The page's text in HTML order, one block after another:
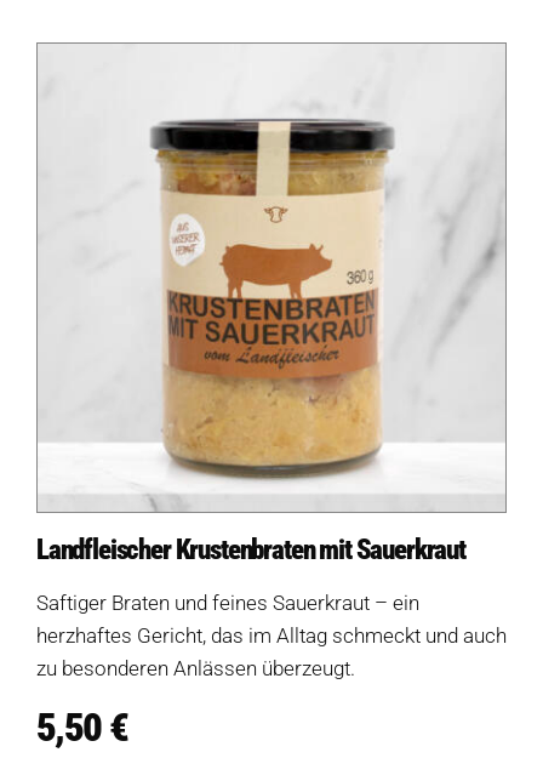
Landfleischer Krustenbraten mit Sauerkraut
Saftiger Braten und feines Sauerkraut – ein
herzhaftes Gericht, das im Alltag schmeckt und auch
zu besonderen Anlässen überzeugt.
5,50€
Verkaufswagen-Tour
Weitere Verkaufsstellen
Über uns
Produkte
Klöße
Dips
Soßen